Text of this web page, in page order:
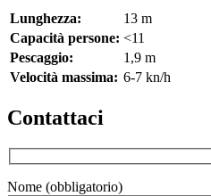
Lunghezza:
13 m
Capacità persone: <11
Pescaggio:
1,9 m
Velocità massima: 6-7 kn/h
Contattaci
Nome (obbligatorio)